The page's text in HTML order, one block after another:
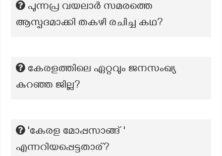
പുന്നപ്ര വയലാർ സമരത്തെ
ആസ്പദമാക്കി തകഴി രചിച്ച കഥ?
കേരളത്തിലെ ഏറ്റവും ജനസംഖ്യ
കുറഞ്ഞ ജില്ല?
'കേരള മോപ്പസാങ്ങ് '
എന്നറിയപ്പെട്ടതാര്?